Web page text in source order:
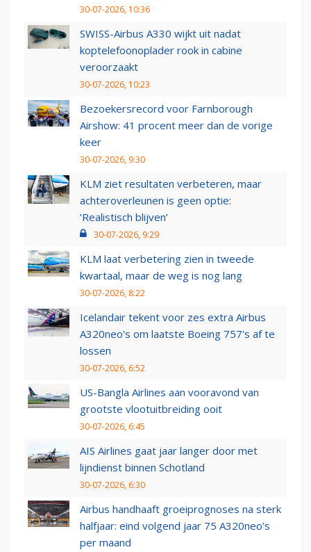
30-07-2026, 10:36
SWISS-Airbus A330 wijkt uit nadat
koptelefoonoplader rook in cabine
veroorzaakt
30-07-2026, 10:23
Bezoekersrecord voor Farnborough
Airshow: 41 procent meer dan de vorige
keer
30-07-2026, 9:30
KLM ziet resultaten verbeteren, maar
achteroverleunen is geen optie:
‘Realistisch blijven’
30-07-2026, 9:29
KLM laat verbetering zien in tweede
kwartaal, maar de weg is nog lang
30-07-2026, 8:22
Icelandair tekent voor zes extra Airbus
A320neo's om laatste Boeing 757's af te
lossen
30-07-2026, 6:52
US-Bangla Airlines aan vooravond van
grootste vlootuitbreiding ooit
30-07-2026, 6:45
AIS Airlines gaat jaar langer door met
lijndienst binnen Schotland
30-07-2026, 6:30
Airbus handhaaft groeiprognoses na sterk
halfjaar: eind volgend jaar 75 A320neo’s
per maand